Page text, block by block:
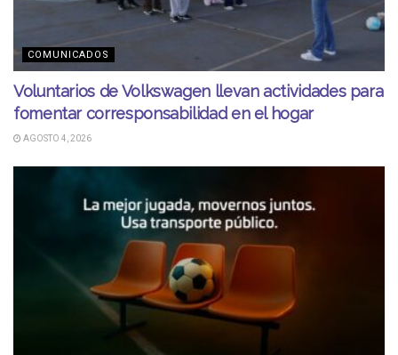
COMUNICADOS
Voluntarios de Volkswagen llevan actividades para
fomentar corresponsabilidad en el hogar
AGOSTO 4, 2026